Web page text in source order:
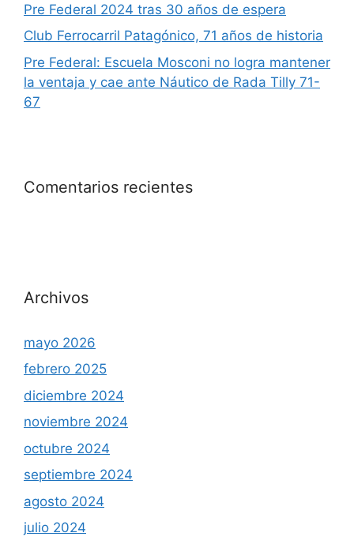
Pre Federal 2024 tras 30 años de espera
Club Ferrocarril Patagónico, 71 años de historia
Pre Federal: Escuela Mosconi no logra mantener
la ventaja y cae ante Náutico de Rada Tilly 71-
67
Comentarios recientes
Archivos
mayo 2026
febrero 2025
diciembre 2024
noviembre 2024
octubre 2024
septiembre 2024
agosto 2024
julio 2024